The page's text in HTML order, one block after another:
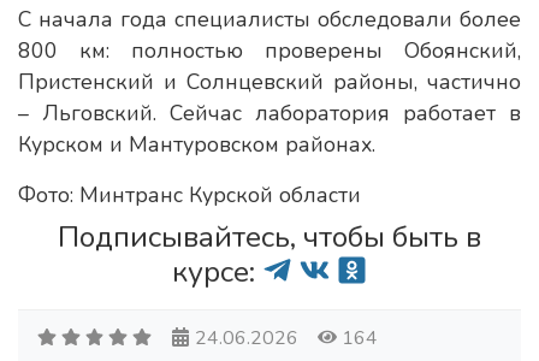
С начала года специалисты обследовали более
800 км: полностью проверены Обоянский,
Пристенский и Солнцевский районы, частично
– Льговский. Сейчас лаборатория работает в
Курском и Мантуровском районах.
Фото: Минтранс Курской области
Подписывайтесь, чтобы быть в
курсе:
24.06.2026 164